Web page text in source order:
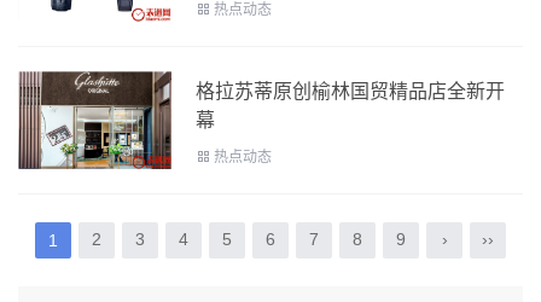
热点动态
格拉苏蒂原创榆林国贸精品店全新开
幕
热点动态
1 2 3 4 5 6 7 8 9 › ››